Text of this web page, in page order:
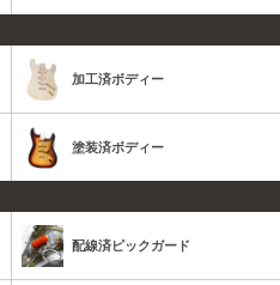
加工済ボディー
塗装済ボディー
配線済ピックガード